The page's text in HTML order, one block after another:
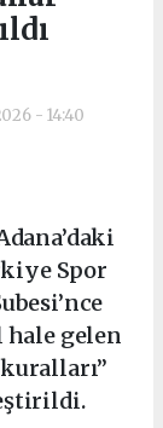
- 14:40
Spor
hale gelen